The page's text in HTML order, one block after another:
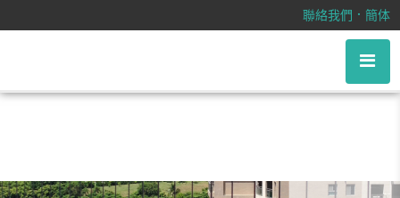
聯絡我們 ． 簡体
半導體最新研發SD 主控，將取代傳